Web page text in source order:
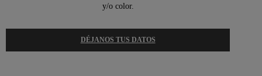
y/o color.
DÉJANOS TUS DATOS